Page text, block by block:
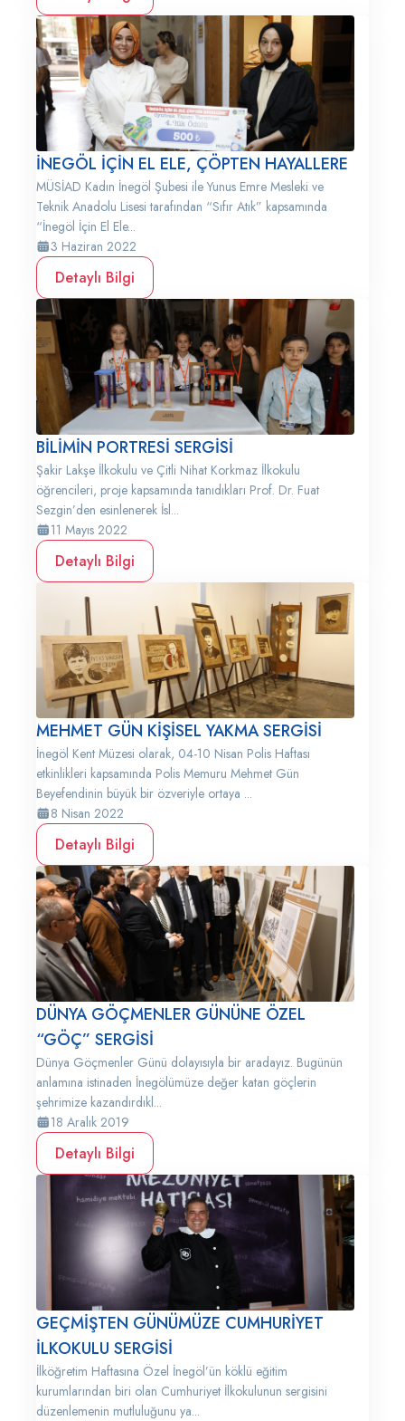
İNEGÖL İÇİN EL ELE, ÇÖPTEN HAYALLERE
MÜSİAD Kadın İnegöl Şubesi ile Yunus Emre Mesleki ve
Teknik Anadolu Lisesi tarafından “Sıfır Atık” kapsamında
“İnegöl İçin El Ele...
3 Haziran 2022
Detaylı Bilgi
BİLİMİN PORTRESİ SERGİSİ
Şakir Lakşe İlkokulu ve Çitli Nihat Korkmaz İlkokulu
öğrencileri, proje kapsamında tanıdıkları Prof. Dr. Fuat
Sezgin’den esinlenerek İsl...
11 Mayıs 2022
Detaylı Bilgi
MEHMET GÜN KİŞİSEL YAKMA SERGİSİ
İnegöl Kent Müzesi olarak, 04-10 Nisan Polis Haftası
etkinlikleri kapsamında Polis Memuru Mehmet Gün
Beyefendinin büyük bir özveriyle ortaya ...
8 Nisan 2022
Detaylı Bilgi
DÜNYA GÖÇMENLER GÜNÜNE ÖZEL
“GÖÇ” SERGİSİ
Dünya Göçmenler Günü dolayısıyla bir aradayız. Bugünün
anlamına istinaden İnegölümüze değer katan göçlerin
şehrimize kazandırdıkl...
18 Aralık 2019
Detaylı Bilgi
GEÇMİŞTEN GÜNÜMÜZE CUMHURİYET
İLKOKULU SERGİSİ
İlköğretim Haftasına Özel İnegöl’ün köklü eğitim
kurumlarından biri olan Cumhuriyet İlkokulunun sergisini
düzenlemenin mutluluğunu ya...